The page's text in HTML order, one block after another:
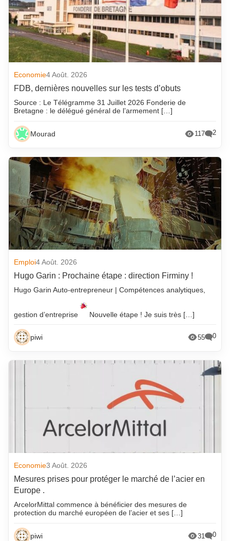
Economie4 Août. 2026
FDB, dernières nouvelles sur les tests d’obuts
Source : Le Télégramme 31 Juillet 2026 Fonderie de
Bretagne : le délégué général de l’armement […]
Mourad 117 2
Emploi4 Août. 2026
Hugo Garin : Prochaine étape : direction Firminy !
Hugo Garin Auto-entrepreneur | Compétences analytiques,
gestion d’entreprise Nouvelle étape ! Je suis très […]
piwi 55 0
Economie3 Août. 2026
Mesures prises pour protéger le marché de l’acier en
Europe .
ArcelorMittal commence à bénéficier des mesures de
protection du marché européen de l’acier et ses […]
piwi 31 0